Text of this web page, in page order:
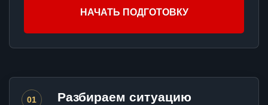
НАЧАТЬ ПОДГОТОВКУ
01 Разбираем ситуацию